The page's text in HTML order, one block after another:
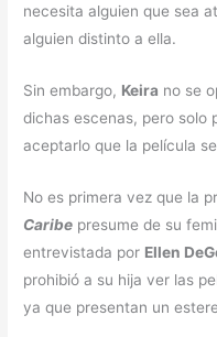
necesita alguien que sea
alguien distinto a ella.
Sin embargo, Keira no se
dichas escenas, pero solo
aceptarlo que la película
No es primera vez que la
Caribe presume de su
entrevistada por Ellen
prohibió a su hija ver las
ya que presentan un